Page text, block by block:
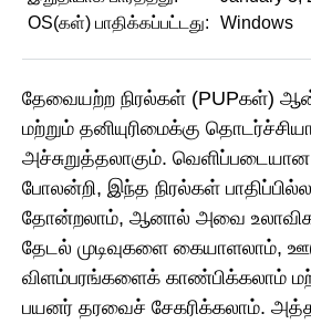
OS(கள்) பாதிக்கப்பட்டது:
Windows
தேவையற்ற நிரல்கள் (PUPகள்)
மற்றும் தனியுரிமைக்கு
அச்சுறுத்தலாகும்.
போலன்றி, இந்த நிரல்கள்
தோன்றலாம், ஆனால் அவை
தேடல் முடிவுகளை கையாளலாம்,
விளம்பரங்களைக் காண்பிக்கலாம்
பயனர் தரவைச் சேகரிக்கலாம்.